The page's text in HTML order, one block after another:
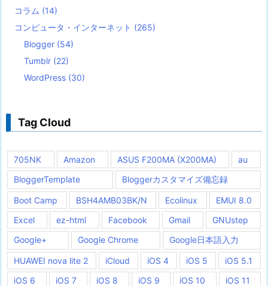
コラム (14)
コンピュータ・インターネット (265)
Blogger (54)
Tumblr (22)
WordPress (30)
Tag Cloud
705NK Amazon ASUS F200MA (X200MA)
au
BloggerTemplate
Bloggerカスタマイズ備忘録
Boot Camp BSH4AMB03BK/N Ecolinux
EMUI 8.0
Excel
ez-html Facebook Gmail
GNUstep
Google+
Google Chrome Google日本語入力
HUAWEI nova lite 2 iCloud iOS 4 iOS 5
iOS 5.1
iOS 6
iOS 7 iOS 8 iOS 9 iOS 10
iOS 11